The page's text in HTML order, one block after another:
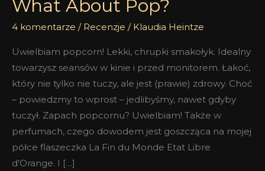
What About Pop?
4 komentarze / Recenzje / Klaudia Heintze
Uwielbiam popcorn! Lekki, chrupki smakołyk. Idealny
towarzysz seansów w kinie i przed monitorem. Łakoć,
który nie tylko nie tuczy, ale jest (prawie) zdrowy. Choć
– powiedzmy to wprost – jedlibyśmy, nawet gdyby
tuczył. Zapach popcornu? Uwielbiam! Także w
perfumach, czego dowodem jest goszcząca na mojej
półce flaszeczka La Fin du Monde Etat Libre
d’Orange. I […]